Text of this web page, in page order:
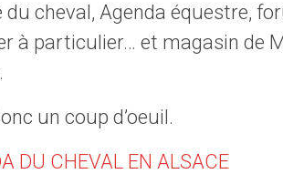
cheval, Agenda équestre,
à particulier… et magasin de
un coup d’oeuil.
DU CHEVAL EN ALSACE